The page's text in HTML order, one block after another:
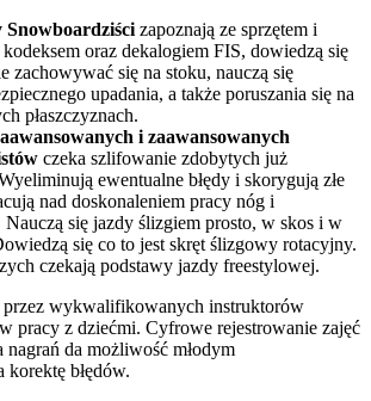
Snowboardziści zapoznają ze sprzętem i
oraz dekalogiem FIS, dowiedzą się
zachowywać się na stoku, nauczą się
upadania, a także poruszania się na
płaszczyznach.
i zaawansowanych
czeka szlifowanie zdobytych już
ewentualne błędy i skorygują złe
nad doskonaleniem pracy nóg i
Nauczą się jazdy ślizgiem prosto, w skos i w
się co to jest skręt ślizgowy rotacyjny.
czekają podstawy jazdy freestylowej.
przez wykwalifikowanych instruktorów
pracy z dziećmi. Cyfrowe rejestrowanie zajęć
nagrań da możliwość młodym
korektę błędów.